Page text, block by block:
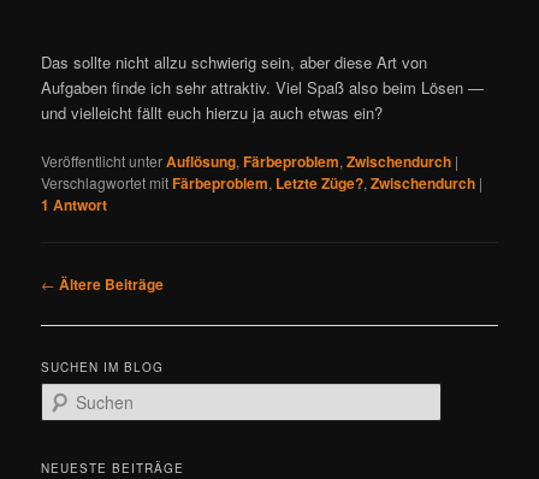
Das sollte nicht allzu schwierig sein, aber diese Art von
Aufgaben finde ich sehr attraktiv. Viel Spaß also beim Lösen —
und vielleicht fällt euch hierzu ja auch etwas ein?
Veröffentlicht unterAuflösung,Färbeproblem,Zwischendurch |
Verschlagwortet mitFärbeproblem, Letzte Züge?,Zwischendurch |
1 Antwort
B
i
r
← Ältere Beiträge
SUCHEN IM BLOG
u
h
NEUESTE BEITRÄGE